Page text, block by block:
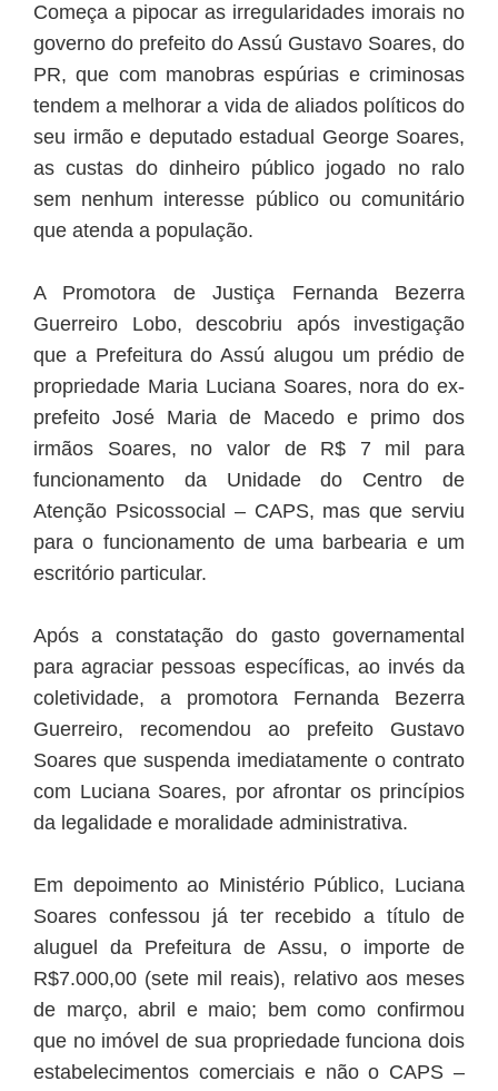
Começa a pipocar as irregularidades imorais no
governo do prefeito do Assú Gustavo Soares, do
PR, que com manobras espúrias e criminosas
tendem a melhorar a vida de aliados políticos do
seu irmão e deputado estadual George Soares,
as custas do dinheiro público jogado no ralo
sem nenhum interesse público ou comunitário
que atenda a população.
A Promotora de Justiça Fernanda Bezerra
Guerreiro Lobo, descobriu após investigação
que a Prefeitura do Assú alugou um prédio de
propriedade Maria Luciana Soares, nora do ex-
prefeito José Maria de Macedo e primo dos
irmãos Soares, no valor de R$ 7 mil para
funcionamento da Unidade do Centro de
Atenção Psicossocial – CAPS, mas que serviu
para o funcionamento de uma barbearia e um
escritório particular.
Após a constatação do gasto governamental
para agraciar pessoas específicas, ao invés da
coletividade, a promotora Fernanda Bezerra
Guerreiro, recomendou ao prefeito Gustavo
Soares que suspenda imediatamente o contrato
com Luciana Soares, por afrontar os princípios
da legalidade e moralidade administrativa.
Em depoimento ao Ministério Público, Luciana
Soares confessou já ter recebido a título de
aluguel da Prefeitura de Assu, o importe de
R$7.000,00 (sete mil reais), relativo aos meses
de março, abril e maio; bem como confirmou
que no imóvel de sua propriedade funciona dois
estabelecimentos comerciais e não o CAPS –